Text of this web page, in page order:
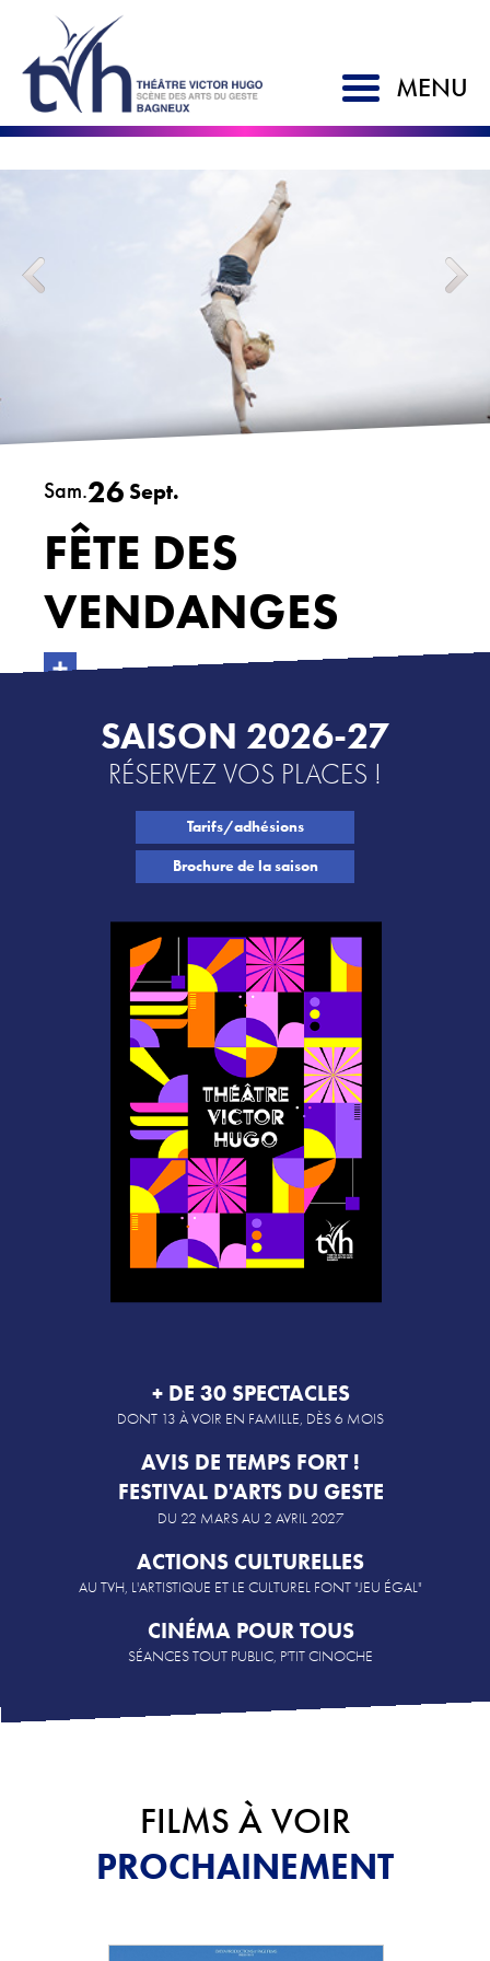
MENU
ACCUEIL
LE TVH
Partenaires
Artistes associés
ACTIONS CULTURELLES
Les actions de la saison
Pratique du théâtre, mime et geste
Les actions passées
CINÉMA
Programmation
Réservation
Contacts / Accès
Téléchargements
Sam.26 Sept.
FÊTE DES
VENDANGES
SAISON 2026-27
RÉSERVEZ VOS PLACES !
Tarifs/adhésions
Brochure de la saison
+ DE 30 SPECTACLES
DONT 13 À VOIR EN FAMILLE, DÈS 6 MOIS
AVIS DE TEMPS FORT !
FESTIVAL D'ARTS DU GESTE
DU 22 MARS AU 2 AVRIL 2027
ACTIONS CULTURELLES
AU TVH, L'ARTISTIQUE ET LE CULTUREL FONT "JEU ÉGAL"
CINÉMA POUR TOUS
SÉANCES TOUT PUBLIC, P'TIT CINOCHE
FILMS À VOIR
PROCHAINEMENT